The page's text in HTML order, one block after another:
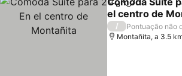
PartilharAdicionar
el centro de
Ver preços
/
Pontuação não
Montañita, a 3.5